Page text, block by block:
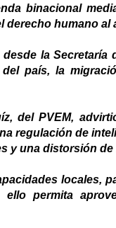
binacional
humano al
la Secretaría
país, la
del PVEM,
regulación de
y una distorsión de
locales,
permita